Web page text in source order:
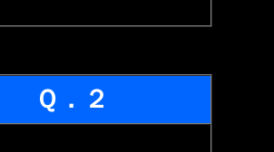
Ｑ．２